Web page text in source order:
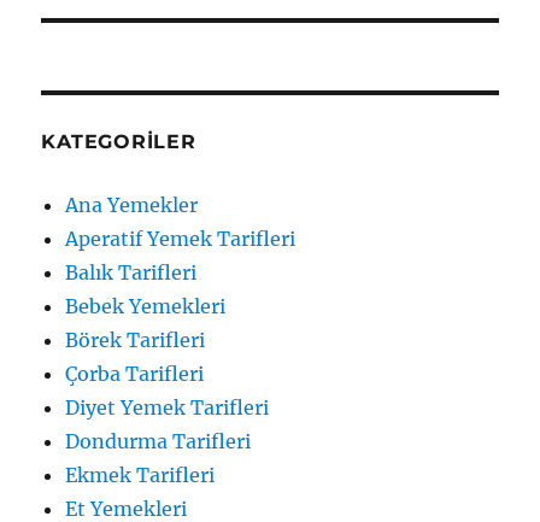
KATEGORILER
Ana Yemekler
Aperatif Yemek Tarifleri
Balık Tarifleri
Bebek Yemekleri
Börek Tarifleri
Çorba Tarifleri
Diyet Yemek Tarifleri
Dondurma Tarifleri
Ekmek Tarifleri
Et Yemekleri